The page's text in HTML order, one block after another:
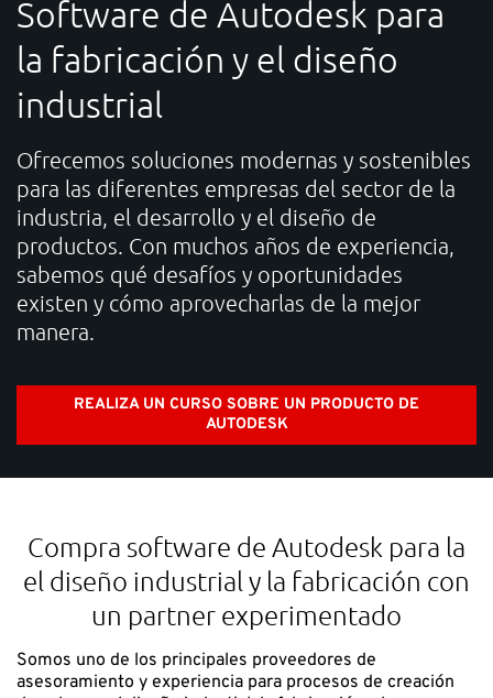
SOPORTE
¿Necesitas ayuda?
Contacto: 91 440 06 40 E-mail:info-es@nti-group.com
España NTI Group Brasil Danmark Deutschland
France Ireland Ísland Italia Nederland
Norge
Software de Autodesk para
la fabricación y el diseño
industrial
Ofrecemos soluciones modernas y sostenibles
para las diferentes empresas del sector de la
industria, el desarrollo y el diseño de
productos. Con muchos años de experiencia,
sabemos qué desafíos y oportunidades
existen y cómo aprovecharlas de la mejor
manera.
REALIZA UN CURSO SOBRE UN PRODUCTO DE
AUTODESK
Compra software de Autodesk para la
el diseño industrial y la fabricación con
un partner experimentado
Somos uno de los principales proveedores de
asesoramiento y experiencia para procesos de creación